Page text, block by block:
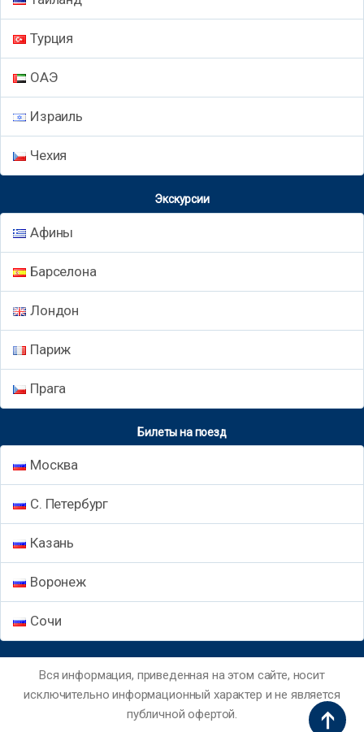
Турция
ОАЭ
Израиль
Чехия
Экскурсии
Афины
Барселона
Лондон
Париж
Прага
Билеты на поезд
Москва
С. Петербург
Казань
Воронеж
Сочи
Вся информация, приведенная на этом сайте, носит
исключительно информационный характер и не является
публичной офертой.